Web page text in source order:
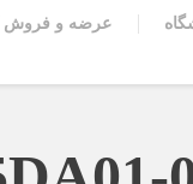
عرضه و فروش